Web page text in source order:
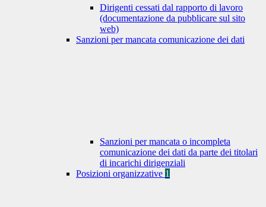
Dirigenti cessati dal rapporto di lavoro
(documentazione da pubblicare sul sito
web)
Sanzioni per mancata comunicazione dei dati
Sanzioni per mancata o incompleta
comunicazione dei dati da parte dei titolari
di incarichi dirigenziali
Posizioni organizzative 1